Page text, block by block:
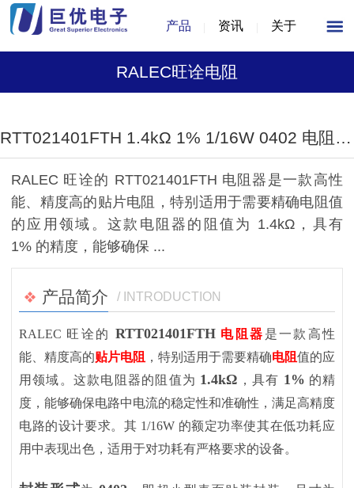
产品 资讯 关于
RALEC旺诠电阻
1/1
RTT021401FTH 1.4kΩ 1% 1/16W 0402 电阻器（RALEC旺诠）
RALEC 旺诠的 RTT021401FTH 电阻器是一款高性
能、精度高的贴片电阻，特别适用于需要精确电阻值
的应用领域。这款电阻器的阻值为 1.4kΩ，具有
1% 的精度，能够确保 ...
产品简介 / INTRODUCTION
RALEC 旺诠的 RTT021401FTH 电阻器 是一款高性
能、精度高的贴片电阻 ，特别适用于需要精确电阻值的应
用领域。这款电阻器的阻值为 1.4kΩ ，具有 1% 的精
度，能够确保电路中电流的稳定性和准确性，满足高精度
电路的设计要求。其 1/16W 的额定功率使其在低功耗应
用中表现出色，适用于对功耗有严格要求的设备。